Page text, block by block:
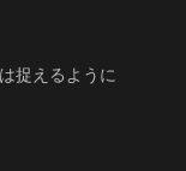
捉えるように